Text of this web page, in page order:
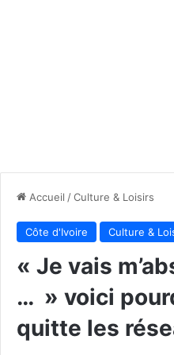
Accueil /Culture & Loisirs
Côte d'Ivoire Culture &
« Je vais
… » voici
quitte les